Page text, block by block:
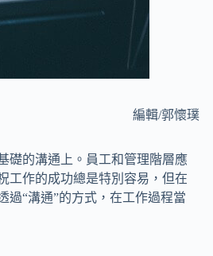
編輯/郭懷璞
礎的溝通上。員工和管理階層應
工作的成功總是特別容易，但在
過“溝通”的方式，在工作過程當